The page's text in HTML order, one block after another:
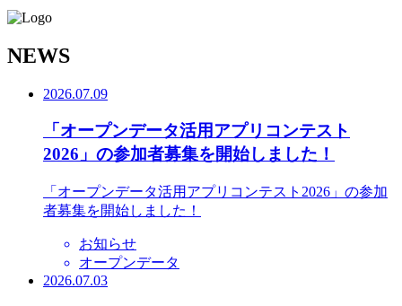
NEWS
2026.07.09
「オープンデータ活用アプリコンテスト
2026」の参加者募集を開始しました！
「オープンデータ活用アプリコンテスト2026」の参加
者募集を開始しました！
お知らせ
オープンデータ
2026.07.03